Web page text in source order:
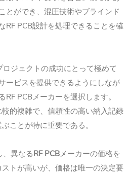
とができ、混圧技術やブラインド
RF PCB設計を処理できることを確
ジェクトの成功にとって極めて
ービスを提供できるようにしなが
PCBメーカーを選択します。
的複雑で、信頼性の高い納入記録
ことが特に重要である。
、異なるRF PCBメーカーの価格を
トが高いが、価格は唯一の決定要